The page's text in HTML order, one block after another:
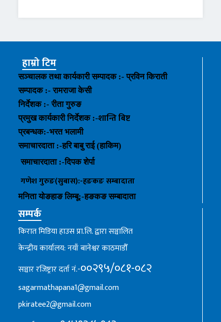
हाम्रो टिम
सञ्चालक तथा कार्यकारी सम्पादक :- प्रविन किराती
सम्पादक :- रामराजा केसी
निर्देशक :- रीता गुरुङ
प्रमुख कार्यकारी निर्देशक :-शान्ति बिष्ट
प्रबन्धक:-भरत भलामी
समाचारदाता :-हरि बाबु राई (हाकिम)
समाचारदाता :-दिपक शेर्पा
गणेश गुरुङ(सुबास):-हङकङसम्बादाता
मनिता योङहाङलिम्बू:-हङकङ सम्बादाता
सम्पर्क
किरात मिडिया हाउस प्रा.लि. द्वारा सञ्चालित
केन्द्रीय कार्यालय: नयाँ बानेश्वर काठमाडौँ
सञ्चार रजिष्ट्रार दर्ता नं.-००२९५/०८१-०८२
sagarmathapana1@gmail.com
pkiratee2@gmail.com